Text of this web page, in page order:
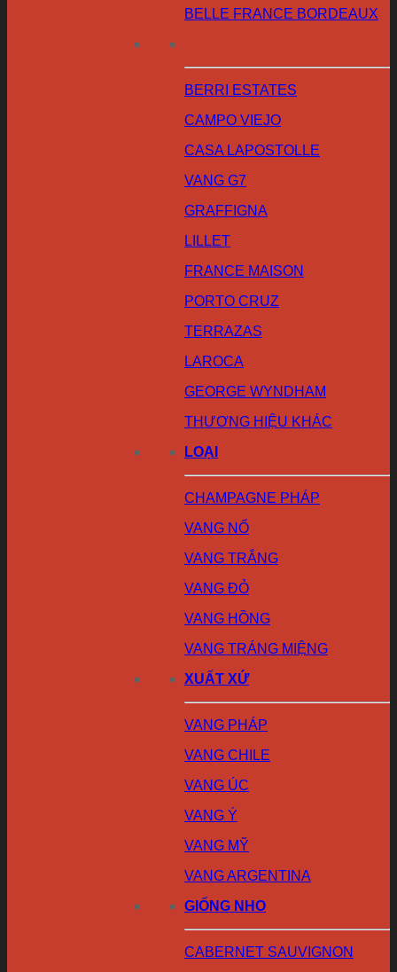
BELLE FRANCE BORDEAUX
BERRI ESTATES
CAMPO VIEJO
CASA LAPOSTOLLE
VANG G7
GRAFFIGNA
LILLET
FRANCE MAISON
PORTO CRUZ
TERRAZAS
LAROCA
GEORGE WYNDHAM
THƯƠNG HIỆU KHÁC
LOẠI
CHAMPAGNE PHÁP
VANG NỔ
VANG TRẮNG
VANG ĐỎ
VANG HỒNG
VANG TRÁNG MIỆNG
XUẤT XỨ
VANG PHÁP
VANG CHILE
VANG ÚC
VANG Ý
VANG MỸ
VANG ARGENTINA
GIỐNG NHO
CABERNET SAUVIGNON